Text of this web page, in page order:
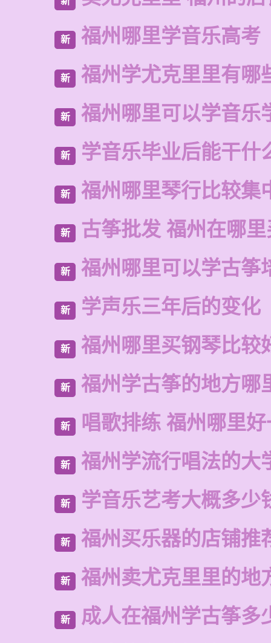
新 福州哪里学音乐高考
新 福州学尤克里里有哪
新 福州哪里可以学音乐
新 学音乐毕业后能干什
新 福州哪里琴行比较集
新 古筝批发 福州在哪
新 福州哪里可以学古筝
新 学声乐三年后的变化
新 福州哪里买钢琴比较
新 福州学古筝的地方哪
新 唱歌排练 福州哪里
新 福州学流行唱法的大
新 学音乐艺考大概多少
新 福州买乐器的店铺推
新 福州卖尤克里里的地
新 成人在福州学古筝多